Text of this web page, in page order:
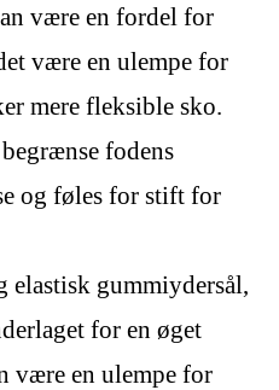
være en fordel for
være en ulempe for
mere fleksible sko.
fodens
og føles for stift for
elastisk gummiydersål,
for en øget
være en ulempe for